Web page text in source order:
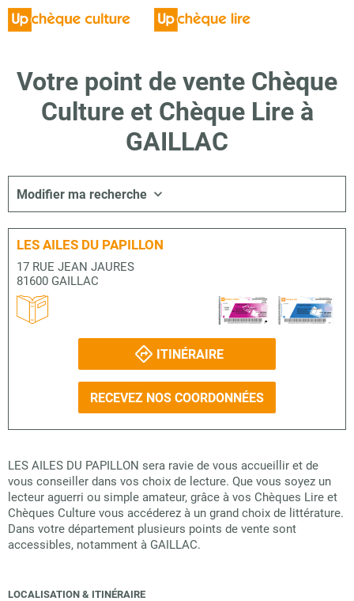
Votre point de vente Chèque
Culture et Chèque Lire à
GAILLAC
Modifier ma recherche
LES AILES DU PAPILLON
17 RUE JEAN JAURES
81600 GAILLAC
ITINÉRAIRE
RECEVEZ NOS COORDONNÉES
LES AILES DU PAPILLON sera ravie de vous accueillir et de
vous conseiller dans vos choix de lecture. Que vous soyez un
lecteur aguerri ou simple amateur, grâce à vos Chèques Lire et
Chèques Culture vous accéderez à un grand choix de littérature.
Dans votre département plusieurs points de vente sont
accessibles, notamment à GAILLAC.
LOCALISATION & ITINÉRAIRE